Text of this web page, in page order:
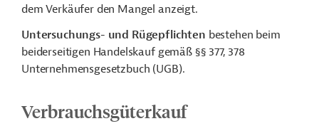
dem Verkäufer den Mangel anzeigt.
Untersuchungs- und Rügepflichten bestehen beim
beiderseitigen Handelskauf gemäß §§ 377, 378
Unternehmensgesetzbuch (UGB).
Verbrauchsgüterkauf